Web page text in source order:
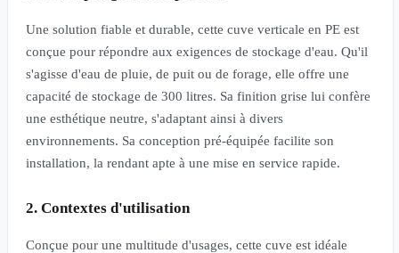
Une solution fiable et durable, cette cuve verticale en PE est
conçue pour répondre aux exigences de stockage d'eau. Qu'il
s'agisse d'eau de pluie, de puit ou de forage, elle offre une
capacité de stockage de 300 litres. Sa finition grise lui confère
une esthétique neutre, s'adaptant ainsi à divers
environnements. Sa conception pré-équipée facilite son
installation, la rendant apte à une mise en service rapide.
2. Contextes d'utilisation
Conçue pour une multitude d'usages, cette cuve est idéale